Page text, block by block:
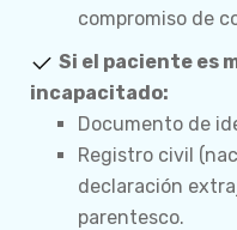
compromiso de
Si el paciente es
incapacitado:
Documento de
Registro civil
declaración
parentesco.